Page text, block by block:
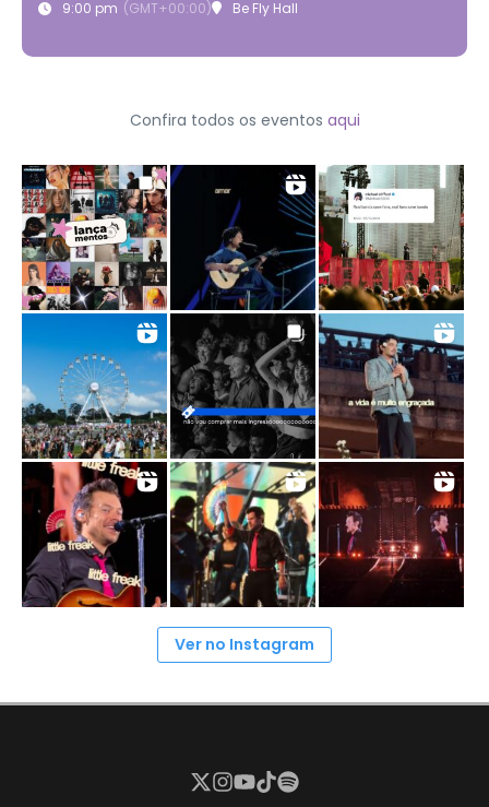
9:00 pm (GMT+00:00) Be Fly Hall
Confira todos os eventos aqui
Ver no Instagram